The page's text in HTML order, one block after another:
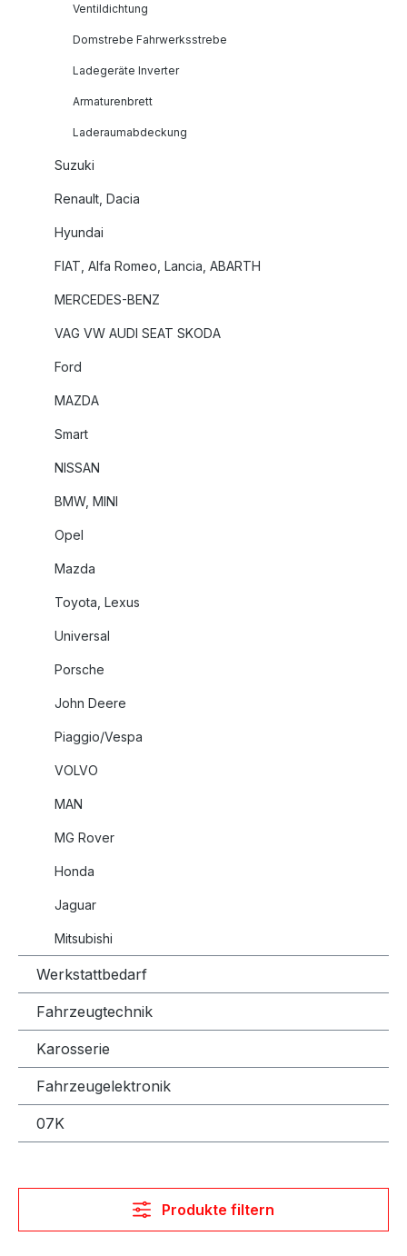
Ventildichtung
Domstrebe Fahrwerksstrebe
Ladegeräte Inverter
Armaturenbrett
Laderaumabdeckung
Suzuki
Renault, Dacia
Hyundai
FIAT, Alfa Romeo, Lancia, ABARTH
MERCEDES-BENZ
VAG VW AUDI SEAT SKODA
Ford
MAZDA
Smart
NISSAN
BMW, MINI
Opel
Mazda
Toyota, Lexus
Universal
Porsche
John Deere
Piaggio/Vespa
VOLVO
MAN
MG Rover
Honda
Jaguar
Mitsubishi
Werkstattbedarf
Fahrzeugtechnik
Karosserie
Fahrzeugelektronik
07K
Produkte filtern